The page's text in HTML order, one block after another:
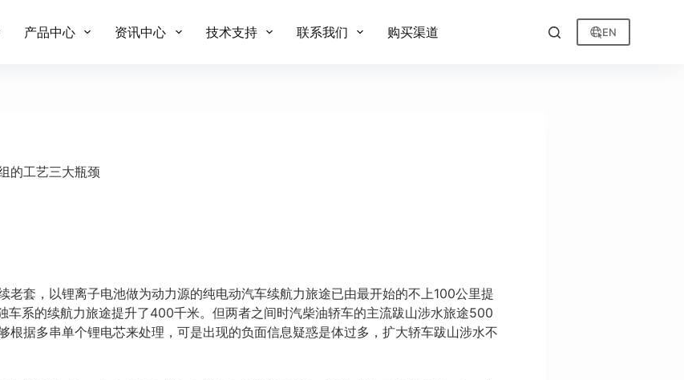
产品中心 资讯中心 技术支持 联系我们 购买渠道 EN
的工艺三大瓶颈
老套，以锂离子电池做为动力源的纯电动汽车续航力旅途已由最开始的不上100公里提
车系的续航力旅途提升了400千米。但两者之间时汽柴油轿车的主流跋山涉水旅途500
根据多串单个锂电芯来处理，可是出现的负面信息疑惑是体过多，扩大轿车跋山涉水不